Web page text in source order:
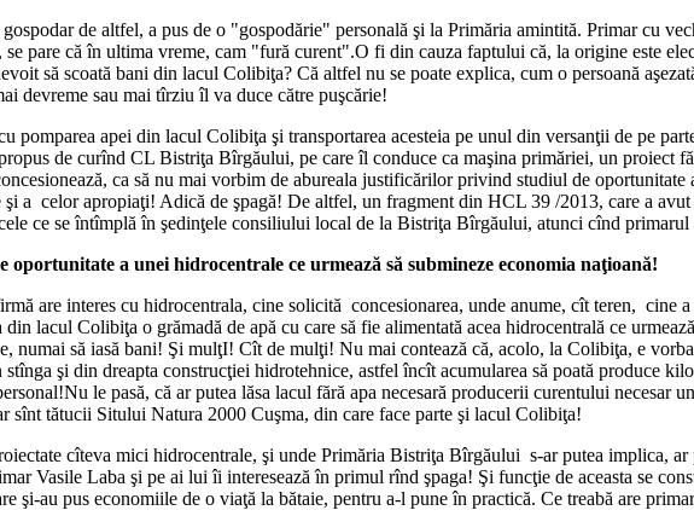
de altfel, a pus de o "gospodărie" personală şi la Primăria amintită. Primar cu
pare că în ultima vreme, cam "fură curent".O fi din cauza faptului că, la origine este
să scoată bani din lacul Colibiţa? Că altfel nu se poate explica, cum o persoană
devreme sau mai tîrziu îl va duce către puşcărie!
pomparea apei din lacul Colibiţa şi transportarea acesteia pe unul din versanţii de pe
de curînd CL Bistriţa Bîrgăului, pe care îl conduce ca maşina primăriei, un proiect
ca să nu mai vorbim de abureala justificărilor privind studiul de
a celor apropiaţi! Adică de şpagă! De altfel, un fragment din HCL 39 /2013, care a
ce se întîmplă în şedinţele consiliului local de la Bistriţa Bîrgăului, atunci cînd primarul
a unei hidrocentrale ce urmează să submineze economia naţioană!
are interes cu hidrocentrala, cine solicită concesionarea, unde anume, cît teren, cine
lacul Colibiţa o grămadă de apă cu care să fie alimentată acea hidrocentrală ce
numai să iasă bani! Şi mulţI! Cît de mulţi! Nu mai contează că, acolo, la Colibiţa, e
şi din dreapta construcţiei hidrotehnice, astfel încît acumularea să poată produce
le pasă, că ar putea lăsa lacul fără apa necesară producerii curentului necesar
sînt tătucii Sitului Natura 2000 Cuşma, din care face parte şi lacul Colibiţa!
cîteva mici hidrocentrale, şi unde Primăria Bistriţa Bîrgăului s-ar putea implica,
Vasile Laba şi pe ai lui îi interesează în primul rînd şpaga! Şi funcţie de aceasta se
şi-au pus economiile de o viaţă la bătaie, pentru a-l pune în practică. Ce treabă are